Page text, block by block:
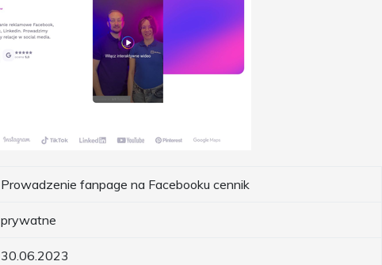
Prowadzenie fanpage na Facebooku cennik
prywatne
30.06.2023